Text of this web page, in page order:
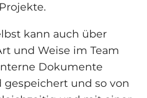
kann auch über
und Weise im Team
Dokumente
und so von